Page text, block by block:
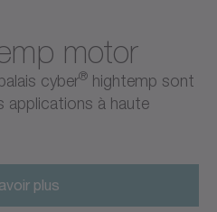
motor
cyber® hightemp sont
applications à haute
plus